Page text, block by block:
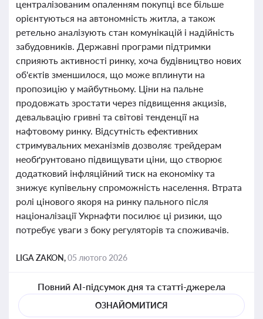
централізованим опаленням покупці все більше
орієнтуються на автономність житла, а також
ретельно аналізують стан комунікацій і надійність
забудовників. Державні програми підтримки
сприяють активності ринку, хоча будівництво нових
об'єктів зменшилося, що може вплинути на
пропозицію у майбутньому. Ціни на пальне
продовжать зростати через підвищення акцизів,
девальвацію гривні та світові тенденції на
нафтовому ринку. Відсутність ефективних
стримувальних механізмів дозволяє трейдерам
необґрунтовано підвищувати ціни, що створює
додатковий інфляційний тиск на економіку та
знижує купівельну спроможність населення. Втрата
ролі цінового якоря на ринку пального після
націоналізації Укрнафти посилює ці ризики, що
потребує уваги з боку регуляторів та споживачів.
LIGA ZAKON,05 лютого 2026
Повний AI-підсумок дня та статті-джерела
ОЗНАЙОМИТИСЯ